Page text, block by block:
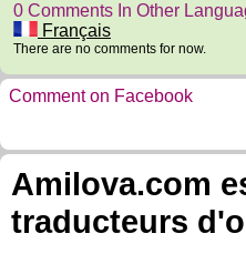
0 Comments In Other
Français
There are no comments for now.
Comment on Facebook
Amilova.com
traducteurs